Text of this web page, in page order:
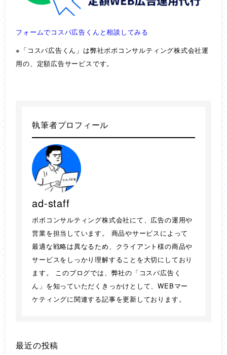
フォームでコスパ広告くんと相談してみる
※「コスパ広告くん」は弊社ボボコンサルティング株式会社運
用の、定額広告サービスです。
執筆者プロフィール
ad-staff
ボボコンサルティング株式会社にて、広告の運用や
営業を担当しています。 商品やサービスによって
最適な戦略は異なるため、クライアント様の商品や
サービスをしっかり理解することを大切にしており
ます。 このブログでは、弊社の「コスパ広告く
ん」を知っていただくきっかけとして、WEBマー
ケティングに関連する記事を更新しております。
最近の投稿